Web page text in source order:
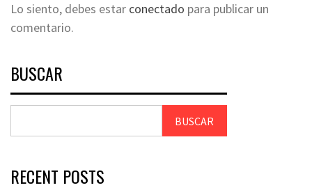
Lo siento, debes estar conectado para publicar un
comentario.
BUSCAR
BUSCAR
RECENT POSTS